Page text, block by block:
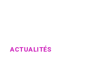
ACTUALITÉS